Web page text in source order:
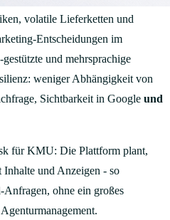
volatile Lieferketten und
Entscheidungen im
und mehrsprachige
weniger Abhängigkeit von
Sichtbarkeit in Google und
für KMU: Die Plattform plant,
Inhalte und Anzeigen - so
ohne ein großes